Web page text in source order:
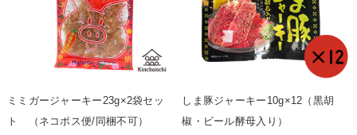
ミミガージャーキー23g×2袋セッ
ト （ネコポス便/同梱不可）
しま豚ジャーキー10g×12（黒胡
椒・ビール酵母入り）